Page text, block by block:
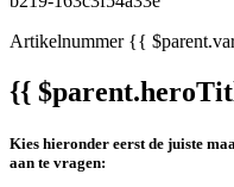
Artikelnummer{{
{{
Kies hieronder eerst de juiste
aan te vragen: